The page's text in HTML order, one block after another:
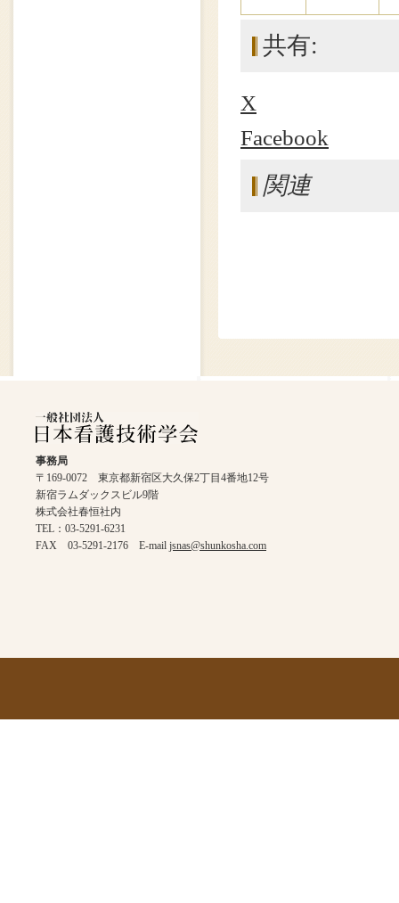
共有:
X
Facebook
関連
事務局
〒169-0072 東京都新宿区大久保2丁目4番地12号
新宿ラムダックスビル9階
株式会社春恒社内
TEL：03-5291-6231
FAX 03-5291-2176 E-mail jsnas@shunkosha.com